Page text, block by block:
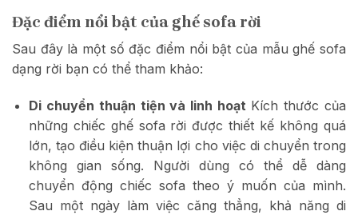
Đặc điểm nổi bật của ghế sofa rời
Sau đây là một số đặc điểm nổi bật của mẫu ghế sofa
dạng rời bạn có thể tham khảo:
Di chuyển thuận tiện và linh hoạt Kích thước của
những chiếc ghế sofa rời được thiết kế không quá
lớn, tạo điều kiện thuận lợi cho việc di chuyển trong
không gian sống. Người dùng có thể dễ dàng
chuyển động chiếc sofa theo ý muốn của mình.
Sau một ngày làm việc căng thẳng, khả năng di